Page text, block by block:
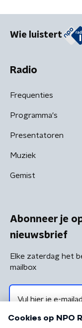
Wie luistert
Radio
Frequenties
Programma's
Presentatoren
Muziek
Gemist
Abonneer je
nieuwsbrief
Elke zaterdag het
mailbox